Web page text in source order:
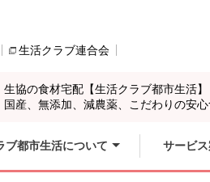
生活クラブ連合会
生協の食材宅配【生活クラブ都市生活】
国産、無添加、減農薬、こだわりの安心
ブ都市生活について サービ